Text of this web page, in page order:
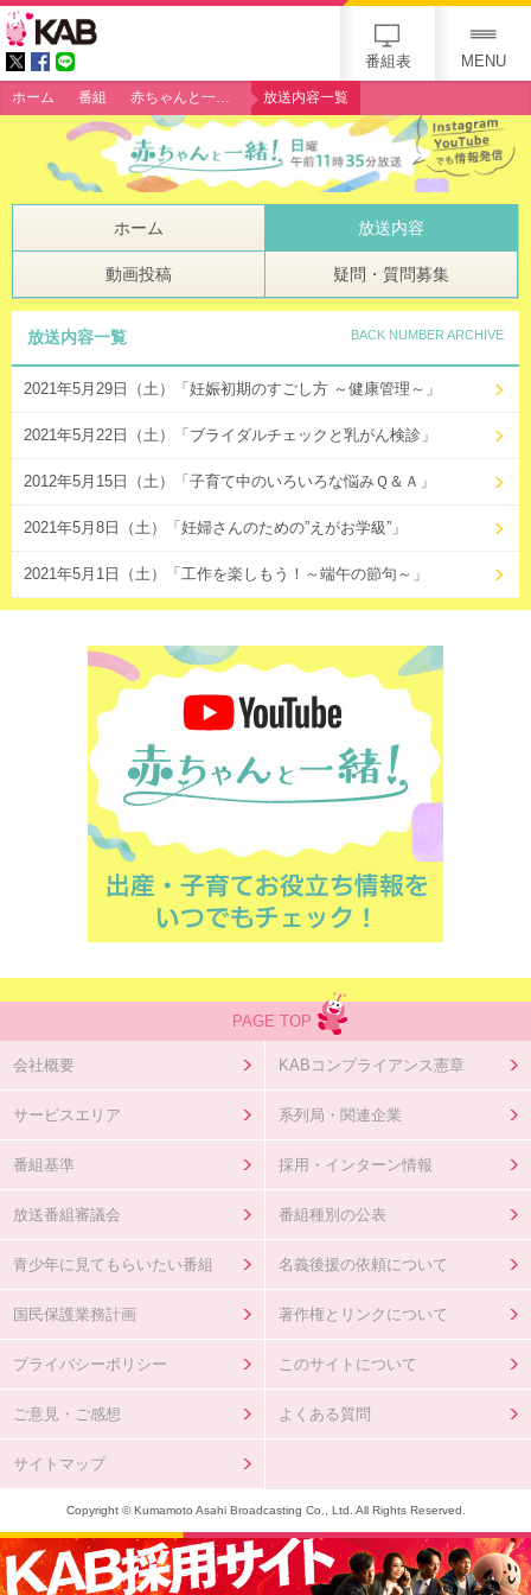
番組表 MENU
ホーム 番組 赤ちゃんと一緒！ 放送内容一覧
ホーム 放送内容
動画投稿 疑問・質問募集
放送内容一覧 BACK NUMBER ARCHIVE
2021年5月29日（土）「妊娠初期のすごし方 ～健康管理～」
2021年5月22日（土）「ブライダルチェックと乳がん検診」
2012年5月15日（土）「子育て中のいろいろな悩みＱ＆Ａ」
2021年5月8日（土）「妊婦さんのための”えがお学級”」
2021年5月1日（土）「工作を楽しもう！～端午の節句～」
PAGE TOP
会社概要 KABコンプライアンス憲章
サービスエリア 系列局・関連企業
番組基準 採用・インターン情報
放送番組審議会 番組種別の公表
青少年に見てもらいたい番組 名義後援の依頼について
国民保護業務計画 著作権とリンクについて
プライバシーポリシー このサイトについて
ご意見・ご感想 よくある質問
サイトマップ
Copyright © Kumamoto Asahi Broadcasting Co., Ltd. All Rights Reserved.